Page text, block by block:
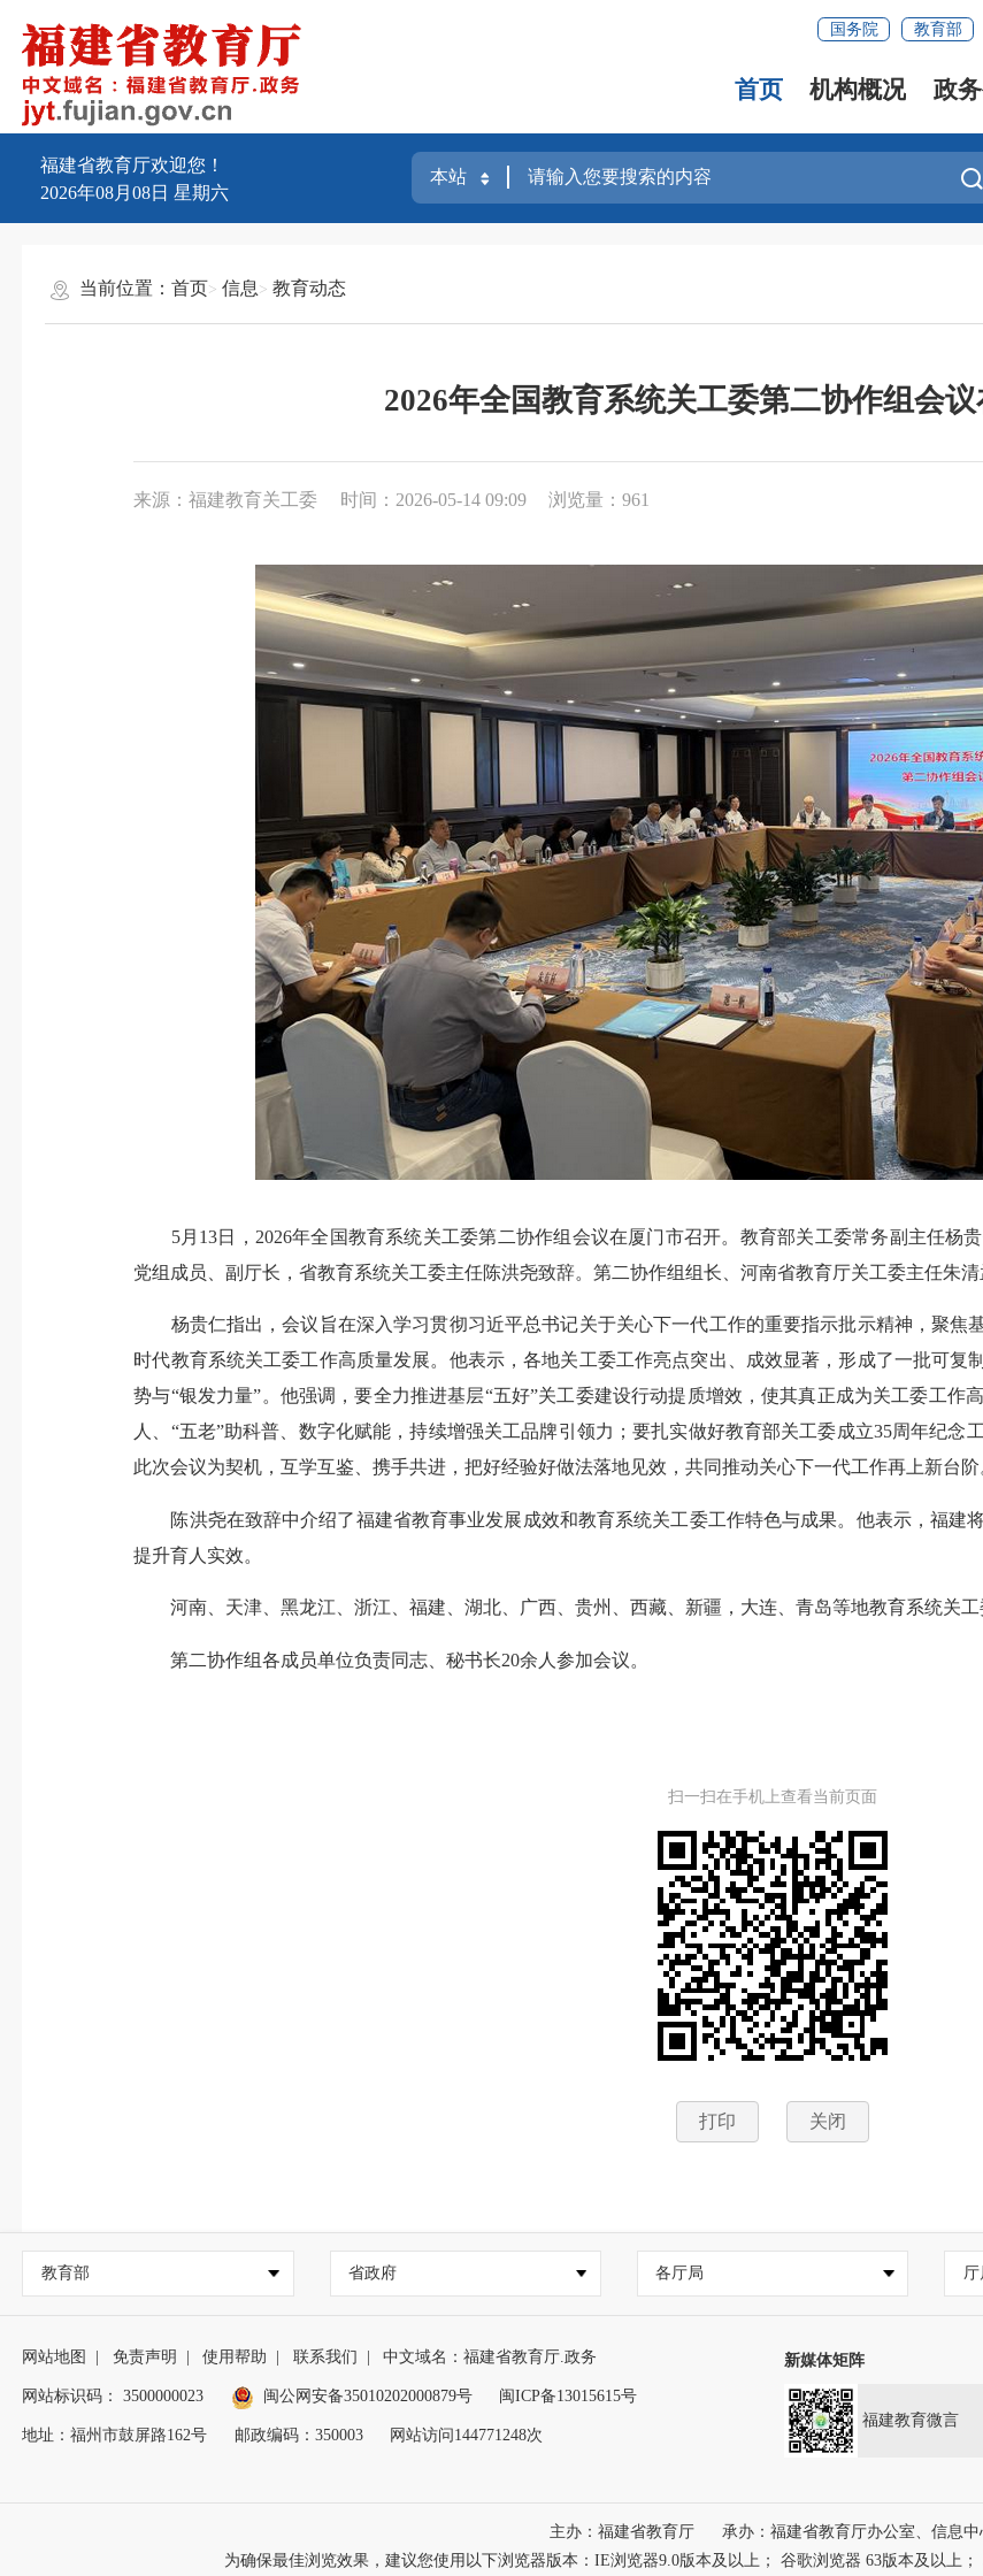
国务院 教育部
首页 机构概况 政
福建省教育厅欢迎您！
2026年08月08日 星期六
当前位置：首页 信息 教育动态
2026年全国教育系统关工委第二协作组会
来源：福建教育关工委 时间：2026-05-14 09:09 浏览量：961
5月13日，2026年全国教育系统关工委第二协作组会议在厦门市召开。教育部关工委常务副主任杨
党组成员、副厅长，省教育系统关工委主任陈洪尧致辞。第二协作组组长、河南省教育厅关工委主任朱清
杨贵仁指出，会议旨在深入学习贯彻习近平总书记关于关心下一代工作的重要指示批示精神，聚焦
时代教育系统关工委工作高质量发展。他表示，各地关工委工作亮点突出、成效显著，形成了一批可复
势与“银发力量”。他强调，要全力推进基层“五好”关工委建设行动提质增效，使其真正成为关工委工作
人、“五老”助科普、数字化赋能，持续增强关工品牌引领力；要扎实做好教育部关工委成立35周年纪念
此次会议为契机，互学互鉴、携手共进，把好经验好做法落地见效，共同推动关心下一代工作再上新台阶
陈洪尧在致辞中介绍了福建省教育事业发展成效和教育系统关工委工作特色与成果。他表示，福建
提升育人实效。
河南、天津、黑龙江、浙江、福建、湖北、广西、贵州、西藏、新疆，大连、青岛等地教育系统关工
第二协作组各成员单位负责同志、秘书长20余人参加会议。
扫一扫在手机上查看当前页面
打印 关闭
教育部 省政府 各厅局 厅
网站地图 免责声明 使用帮助 联系我们 中文域名：福建省教育厅.政务
网站标识码： 3500000023 闽公网安备35010202000879号 闽ICP备13015615号
地址：福州市鼓屏路162号 邮政编码：350003 网站访问144771248次
新媒体矩阵
福建教育微言
主办：福建省教育厅
承办：福建省教育厅办公室、信息中
为确保最佳浏览效果，建议您使用以下浏览器版本：IE浏览器9.0版本及以上； 谷歌浏览器 63版本及以上；